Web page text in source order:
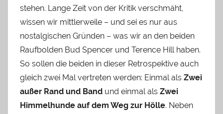
stehen. Lange Zeit von der Kritik verschmäht,
wissen wir mittlerweile – und sei es nur aus
nostalgischen Gründen – was wir an den beiden
Raufbolden Bud Spencer und Terence Hill haben.
So sollen die beiden in dieser Retrospektive auch
gleich zwei Mal vertreten werden: Einmal als Zwei
außer Rand und Band und einmal als Zwei
Himmelhunde auf dem Weg zur Hölle. Neben